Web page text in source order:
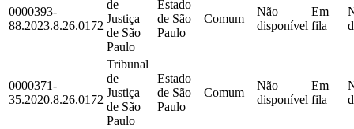
0000393-
88.2023.8.26.0172
de
Justiça
de São
Paulo
Estado
de São
Paulo
Comum
Não
disponível
Em
fila
0000371-
35.2020.8.26.0172
Tribunal
de
Justiça
de São
Paulo
Estado
de São
Paulo
Comum
Não
disponível
Em
fila